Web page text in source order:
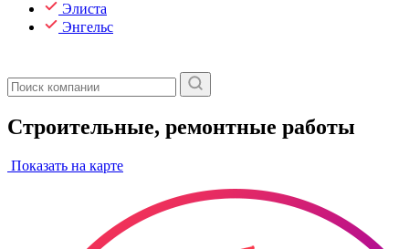
Элиста
Энгельс
Строительные, ремонтные работы
Показать на карте